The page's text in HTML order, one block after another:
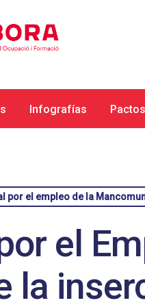
Infografías
por el empleo de la
el
la